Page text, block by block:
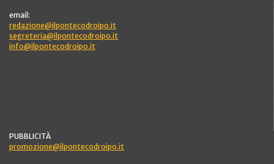
email:
redazione@ilpontecodroipo.it
segreteria@ilpontecodroipo.it
info@ilpontecodroipo.it
PUBBLICITÀ
promozione@ilpontecodroipo.it